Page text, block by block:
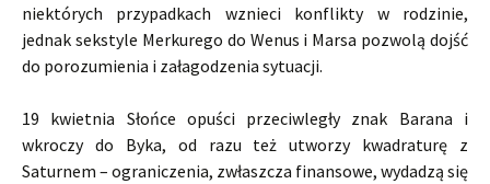
niektórych przypadkach wznieci konflikty w rodzinie,
jednak sekstyle Merkurego do Wenus i Marsa pozwolą dojść
do porozumienia i załagodzenia sytuacji.
19 kwietnia Słońce opuści przeciwległy znak Barana i
wkroczy do Byka, od razu też utworzy kwadraturę z
Saturnem – ograniczenia, zwłaszcza finansowe, wydadzą się